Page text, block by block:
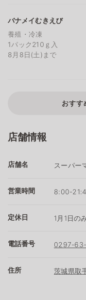
バナメイむきえび
養殖・冷凍
1パック210ｇ入
8月8日(土)まで
おすす
店舗情報
店舗名 スーパー
営業時間 8:00-
定休日 1月1日の
電話番号 0297-
住所 茨城県取